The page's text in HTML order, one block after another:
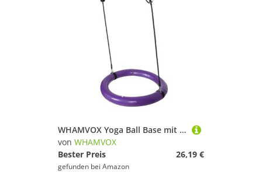
WHAMVOX Yoga Ball Base mit Griff Dicke rutschfeste Fitnessball-Halterung für Stabilität und Solider Tragbarer Yoga-Ball-ständer für Core-Training und Haltung
von WHAMVOX
Bester Preis
26,19 €
gefunden bei Amazon